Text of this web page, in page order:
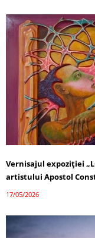
Vernisajul expoziției
artistului Apostol
17/05/2026